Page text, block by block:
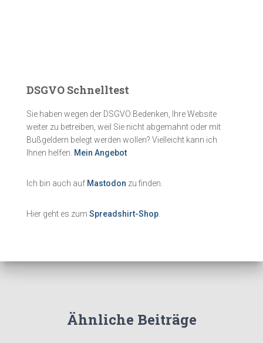
DSGVO Schnelltest
Sie haben wegen der DSGVO Bedenken, Ihre Website
weiter zu betreiben, weil Sie nicht abgemahnt oder mit
Bußgeldern belegt werden wollen? Vielleicht kann ich
Ihnen helfen. Mein Angebot
Ich bin auch auf Mastodon zu finden.
Hier geht es zum Spreadshirt-Shop
Ähnliche Beiträge